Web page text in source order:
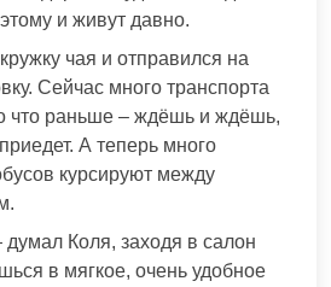
и живут давно.
чая и отправился на
Сейчас много транспорта
что раньше – ждёшь и ждёшь,
А теперь много
курсируют между
Коля, заходя в салон
в мягкое, очень удобное